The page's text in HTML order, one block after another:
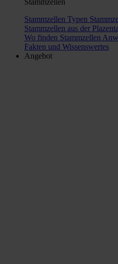
Stammzellen Typen
Stammzellen aus der Plazenta
Wo finden Stammzellen
Fakten und Wissenswertes
Angebot